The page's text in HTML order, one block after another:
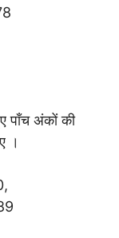
पाँच अंकों की
।